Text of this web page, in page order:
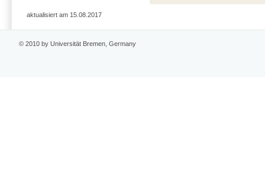
aktualisiert am 15.08.2017
© 2010 by Universität Bremen, Germany